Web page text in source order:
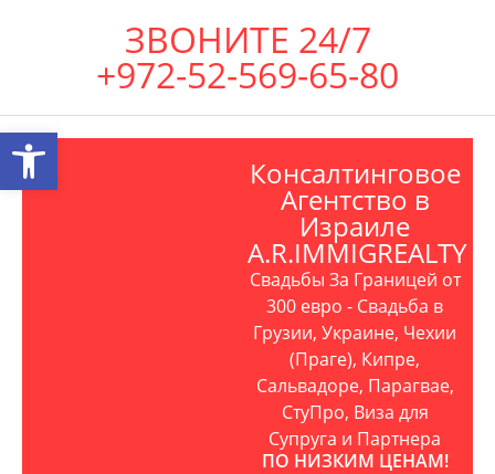
ЗВОНИТЕ 24/7
+972-52-569-65-80
Консалтинговое
Агентство в
Израиле
A.R.IMMIGREALTY
Свадьбы За Границей от
300 евро - Свадьба в
Грузии, Украине, Чехии
(Праге), Кипре,
Сальвадоре, Парагвае,
СтуПро, Виза для
Супруга и Партнера
ПО НИЗКИМ ЦЕНАМ!
Открыть панель инструментов